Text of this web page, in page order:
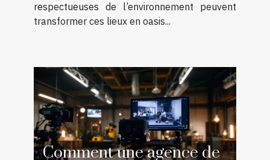
respectueuses de l’environnement peuvent
transformer ces lieux en oasis...
Comment une agence de